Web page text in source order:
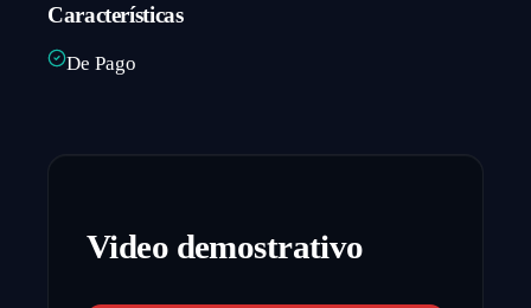
Características
De Pago
Video demostrativo